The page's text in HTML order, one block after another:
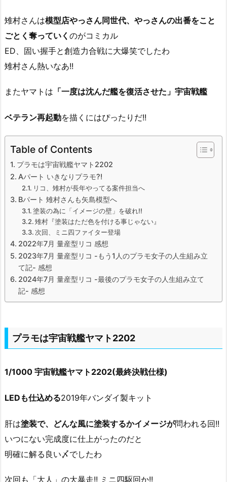
雉村さんは模型店やっさん同世代、やっさんの出番をこと
ごとく奪っていく のがコミカル
ED、固い握手と創造力合戦に大爆笑でしたわ
雉村さん熱いなあ!!
またヤマトは 「一度は沈んだ艦を復活させた」宇宙戦艦
ベテラン再起動を描くにはぴったりだ!!
Table of Contents
プラモは宇宙戦艦ヤマト2202
Aパート いきなりプラモ?!
リコ、雉村が長年やってる案件担当へ
Bパート 雉村さんも矢島模型へ
塗装の為に「イメージの壁」を破れ!!
雉村『塗装はただ色を付ける事じゃない』
次回、ミニ四ファイター登場
2022年7月 量産型リコ 感想
2023年7月 量産型リコ -もう1人のプラモ女子の人生組み立
て記- 感想
2024年7月 量産型リコ -最後のプラモ女子の人生組み立て
記- 感想
プラモは宇宙戦艦ヤマト2202
1/1000 宇宙戦艦ヤマト2202(最終決戦仕様)
LEDも仕込める2019年バンダイ製キット
肝は塗装で、どんな風に塗装するかイメージが問われる回!!
いつにない完成度に仕上がったのだと
明確に解る良い〆でしたわ
次回も「大人」の大暴走!! ミニ四駆回か!!